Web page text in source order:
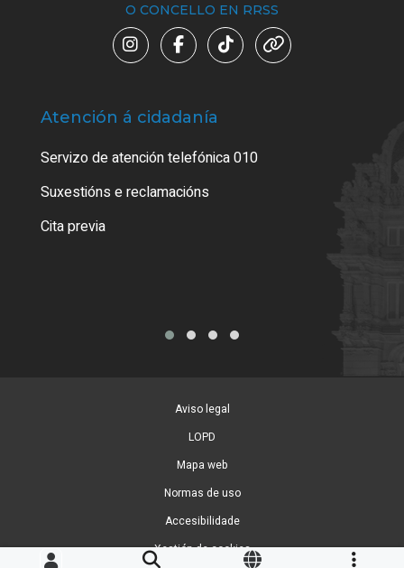
O CONCELLO EN RRSS
Atención á cidadanía
Servizo de atención telefónica 010
Suxestións e reclamacións
Cita previa
Aviso legal
LOPD
Mapa web
Normas de uso
Accesibilidade
Xestión de cookies